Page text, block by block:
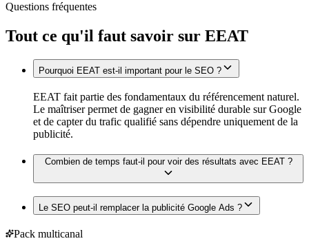
Questions fréquentes
Tout ce qu'il faut savoir sur EEAT
Pourquoi EEAT est-il important pour le SEO ?
EEAT fait partie des fondamentaux du référencement naturel.
Le maîtriser permet de gagner en visibilité durable sur Google
et de capter du trafic qualifié sans dépendre uniquement de la
publicité.
Combien de temps faut-il pour voir des résultats avec EEAT ?
Le SEO peut-il remplacer la publicité Google Ads ?
Pack multicanal